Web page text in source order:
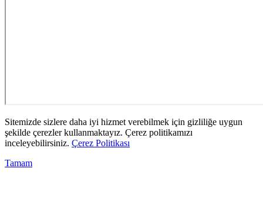
Sitemizde sizlere daha iyi hizmet verebilmek için gizliliğe uygun
şekilde çerezler kullanmaktayız. Çerez politikamızı
inceleyebilirsiniz. Çerez Politikası
Tamam